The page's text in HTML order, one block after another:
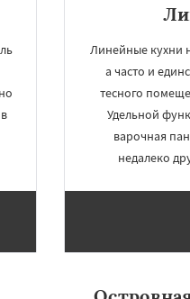
Линейные кухни
а часто и
тесного
Удельной
варочная
недалеко